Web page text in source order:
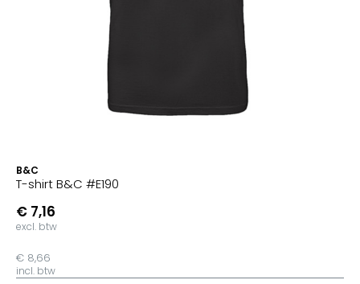
B&C
T-shirt B&C #E190
€ 7,16
excl. btw
€ 8,66
incl. btw